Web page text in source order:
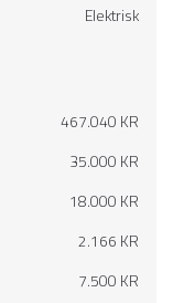
Elektrisk
467.040 KR
35.000 KR
18.000 KR
2.166 KR
7.500 KR